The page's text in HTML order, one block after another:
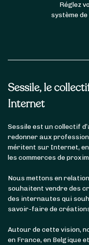
Sessile, le
Internet
Sessile est un collectif
redonner aux
méritent sur Internet,
les commerces de
Nous mettons en
souhaitent vendre des
des internautes qui
savoir-faire de
Autour de cette vision,
en France, en Belgique
Réglez
système